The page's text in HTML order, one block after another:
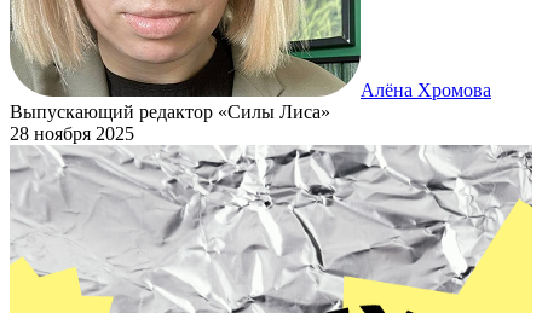
Алёна Хромова
Выпускающий редактор «Силы Лиса»
28 ноября 2025